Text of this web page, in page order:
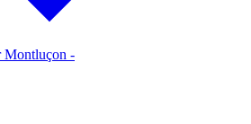
Montluçon -